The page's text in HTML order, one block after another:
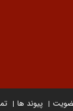
پیوند ها